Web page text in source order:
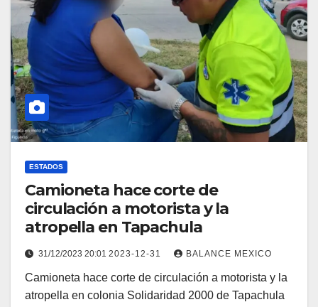
ESTADOS
Camioneta hace corte de
circulación a motorista y la
atropella en Tapachula
31/12/2023 20:01 2023-12-31 BALANCE MEXICO
Camioneta hace corte de circulación a motorista y la
atropella en colonia Solidaridad 2000 de Tapachula